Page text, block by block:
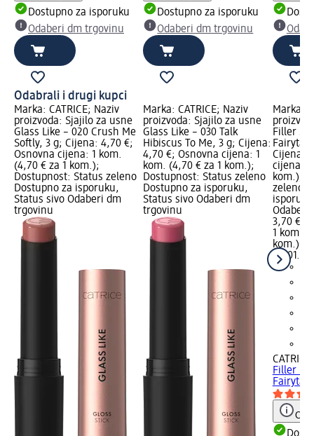
Dostupno za isporuku
Odaberi dm trgovinu
Dostupno za isporuku
Odaberi dm trgovinu
Odabrali i drugi kupci
Marka: CATRICE; Naziv
proizvoda: Sjajilo za usne
Glass Like – 020 Crush Me
Softly, 3 g; Cijena: 4,70 €;
Osnovna cijena: 1 kom.
(4,70 € za 1 kom.);
Dostupnost: Status zeleno
Dostupno za isporuku,
Status sivo Odaberi dm
trgovinu
Marka: CATRICE; Naziv
proizvoda: Sjajilo za usne
Glass Like – 030 Talk
Hibiscus To Me, 3 g; Cijena:
4,70 €; Osnovna cijena: 1
kom. (4,70 € za 1 kom.);
Dostupnost: Status zeleno
Dostupno za isporuku,
Status sivo Odaberi dm
trgovinu
Marka:
Filler
Cijena:
cijena: 1
kom.);
zeleno
Odaberi
3,70 €
1 kom.
kom.)
CATRICE
Filler